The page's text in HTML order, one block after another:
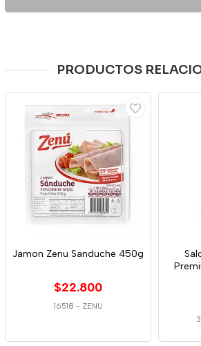
PRODUCTOS
Jamon Zenu Sanduche 450g
$22.800
16518 - ZENU